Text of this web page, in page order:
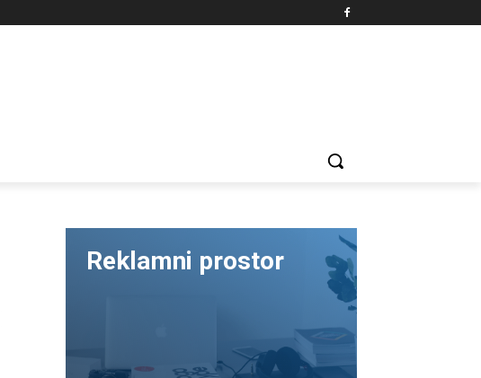
Reklamni prostor